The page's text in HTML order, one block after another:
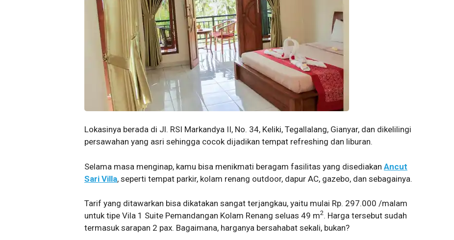
Lokasinya berada di Jl. RSI Markandya II, No. 34, Keliki, Tegallalang, Gianyar, dan dikelilingi
persawahan yang asri sehingga cocok dijadikan tempat refreshing dan liburan.
Selama masa menginap, kamu bisa menikmati beragam fasilitas yang disediakan Ancut
Sari Villa, seperti tempat parkir, kolam renang outdoor, dapur AC, gazebo, dan sebagainya.
Tarif yang ditawarkan bisa dikatakan sangat terjangkau, yaitu mulai Rp. 297.000 /malam
untuk tipe Vila 1 Suite Pemandangan Kolam Renang seluas 49 m2. Harga tersebut sudah
termasuk sarapan 2 pax. Bagaimana, harganya bersahabat sekali, bukan?